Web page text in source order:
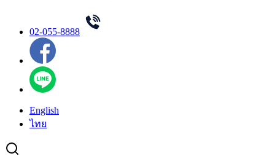
02-055-8888
English
ไทย